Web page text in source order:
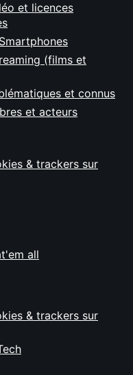
et licences
(films et
et connus
et acteurs
& trackers sur
all
& trackers sur